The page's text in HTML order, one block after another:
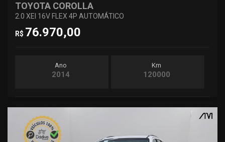
TOYOTA COROLLA
2.0 XEI 16V FLEX 4P AUTOMÁTICO
R$ 76.970,00
Ano
2014
Km
120000